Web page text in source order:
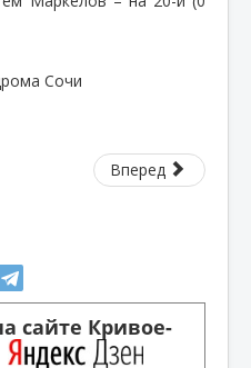
Сочи
Вперед
сайте Кривое-